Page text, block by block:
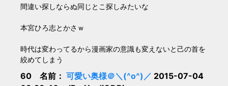
間違い探しならぬ同じとこ探しみたいな
本宮ひろ志とかさｗ
時代は変わってるから漫画家の意識も変えないと己の首を
絞めてしまう
60 名前： 可愛い奥様＠＼(^o^)／ 2015-07-04